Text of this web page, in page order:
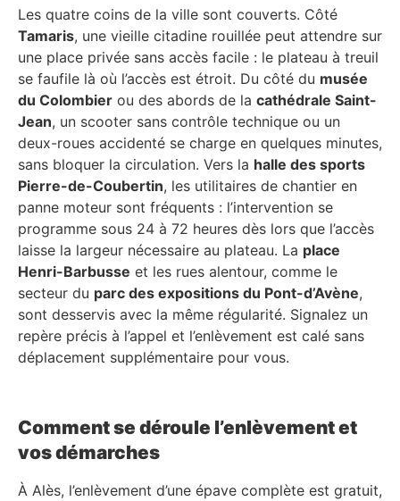
Les quatre coins de la ville sont couverts. Côté
Tamaris, une vieille citadine rouillée peut attendre sur
une place privée sans accès facile : le plateau à treuil
se faufile là où l’accès est étroit. Du côté du musée
du Colombier ou des abords de la cathédrale Saint-
Jean, un scooter sans contrôle technique ou un
deux-roues accidenté se charge en quelques minutes,
sans bloquer la circulation. Vers la halle des sports
Pierre-de-Coubertin, les utilitaires de chantier en
panne moteur sont fréquents : l’intervention se
programme sous 24 à 72 heures dès lors que l’accès
laisse la largeur nécessaire au plateau. La place
Henri-Barbusse et les rues alentour, comme le
secteur du parc des expositions du Pont-d’Avène,
sont desservis avec la même régularité. Signalez un
repère précis à l’appel et l’enlèvement est calé sans
déplacement supplémentaire pour vous.
Comment se déroule l’enlèvement et
vos démarches
À Alès, l’enlèvement d’une épave complète est gratuit,